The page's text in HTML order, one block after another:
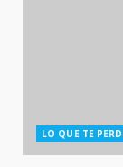
LO QUE TE